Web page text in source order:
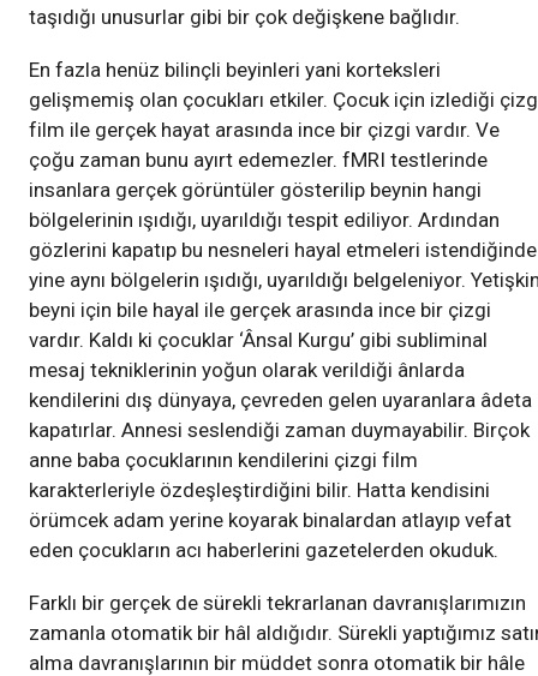
taşıdığı unusurlar gibi bir çok değişkene bağlıdır.
En fazla henüz bilinçli beyinleri yani korteksleri
gelişmemiş olan çocukları etkiler. Çocuk için izlediği
film ile gerçek hayat arasında ince bir çizgi vardır. Ve
çoğu zaman bunu ayırt edemezler. fMRI testlerinde
insanlara gerçek görüntüler gösterilip beynin hangi
bölgelerinin ışıdığı, uyarıldığı tespit ediliyor. Ardından
gözlerini kapatıp bu nesneleri hayal etmeleri istendiğinde
yine aynı bölgelerin ışıdığı, uyarıldığı belgeleniyor.
beyni için bile hayal ile gerçek arasında ince bir çizgi
vardır. Kaldı ki çocuklar ‘Ânsal Kurgu’ gibi subliminal
mesaj tekniklerinin yoğun olarak verildiği ânlarda
kendilerini dış dünyaya, çevreden gelen uyaranlara âdeta
kapatırlar. Annesi seslendiği zaman duymayabilir. Birçok
anne baba çocuklarının kendilerini çizgi film
karakterleriyle özdeşleştirdiğini bilir. Hatta kendisini
örümcek adam yerine koyarak binalardan atlayıp vefat
eden çocukların acı haberlerini gazetelerden okuduk.
Farklı bir gerçek de sürekli tekrarlanan davranışlarımızın
zamanla otomatik bir hâl aldığıdır. Sürekli yaptığımız
alma davranışlarının bir müddet sonra otomatik bir hâle